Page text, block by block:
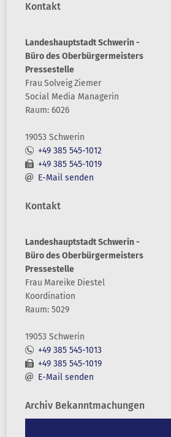
Kontakt
Landeshauptstadt Schwerin -
Büro des Oberbürgermeisters
Pressestelle
Frau SolveigZiemer
Social Media Managerin
Raum: 6026
19053 Schwerin
+49 385 545-1012
+49 385 545-1019
E-Mail senden
Kontakt
Landeshauptstadt Schwerin -
Büro des Oberbürgermeisters
Pressestelle
Frau Mareike Diestel
Koordination
Raum: 5029
19053 Schwerin
+49 385 545-1013
+49 385 545-1019
E-Mail senden
Archiv Bekanntmachungen